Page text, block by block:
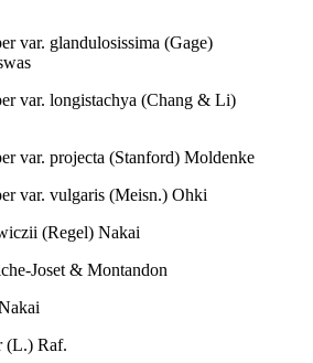
var. glandulosissima (Gage)
var. longistachya (Chang & Li)
var. projecta (Stanford) Moldenke
var. vulgaris (Meisn.) Ohki
(Regel) Nakai
Joset & Montandon
(L.) Raf.